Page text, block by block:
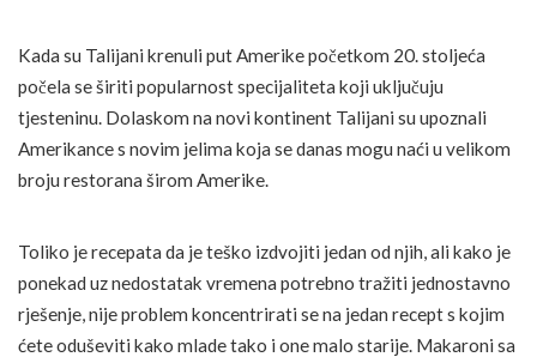
Kada su Talijani krenuli put Amerike početkom 20. stoljeća
počela se širiti popularnost specijaliteta koji uključuju
tjesteninu. Dolaskom na novi kontinent Talijani su upoznali
Amerikance s novim jelima koja se danas mogu naći u velikom
broju restorana širom Amerike.
Toliko je recepata da je teško izdvojiti jedan od njih, ali kako je
ponekad uz nedostatak vremena potrebno tražiti jednostavno
rješenje, nije problem koncentrirati se na jedan recept s kojim
ćete oduševiti kako mlade tako i one malo starije. Makaroni sa